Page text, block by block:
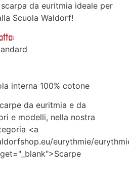
da euritmia ideale per
Scuola Waldorf!
interna 100% cotone
da euritmia e da
e modelli, nella nostra
<a
eurythmie/